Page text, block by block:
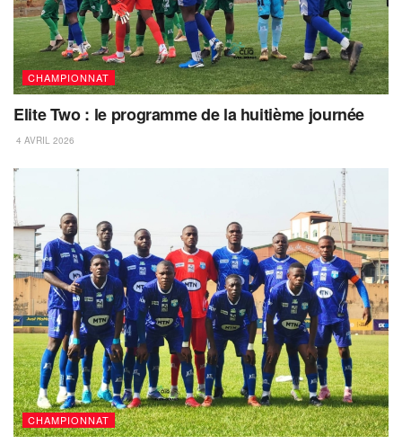
CHAMPIONNAT
Elite Two : le programme de la huitième journée
4 AVRIL 2026
CHAMPIONNAT